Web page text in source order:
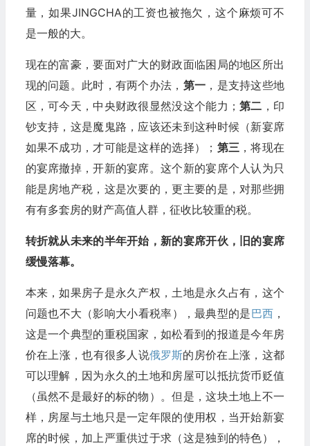
量，如果JINGCHA的工资也被拖欠，这个麻烦可不
是一般的大。
现在的富豪，要面对广大的财政面临困局的地区所出
现的问题。此时，有两个办法， 第一 ，是支持这些地
区，可今天，中央财政很显然没这个能力； 第二 ，印
钞支持，这是魔鬼路，应该还未到这种时候（新宴席
如果不成功，才可能是这样的选择）； 第三 ，将现在
的宴席撤掉，开新的宴席。这个新的宴席个人认为只
能是房地产税，这是次要的，更主要的是，对那些拥
有有多套房的财产高值人群，征收比较重的税。
转折就从未来的半年开始，新的宴席开伙，旧的宴席
缓慢落幕。
本来，如果房子是永久产权，土地是永久占有，这个
问题也不大（影响大小看税率），最典型的是巴西，
这是一个典型的重税国家，如松看到的报道是今年房
价在上涨，也有很多人说俄罗斯的房价在上涨，这都
可以理解，因为永久的土地和房屋可以抵抗货币贬值
（虽然不是最好的标的物）。但是，这块土地上不一
样，房屋与土地只是一定年限的使用权，当开始新宴
席的时候，加上严重供过于求（这是独到的特色），